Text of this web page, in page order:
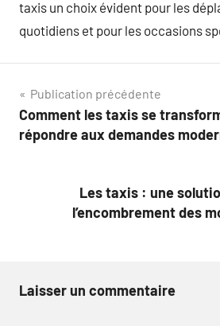
taxis un choix évident pour les
quotidiens et pour les occasions
Navigation
de
Publication précédente
Comment les taxis se
répondre aux demandes
Les taxis : une
l’encombrement des
Laisser un commentaire